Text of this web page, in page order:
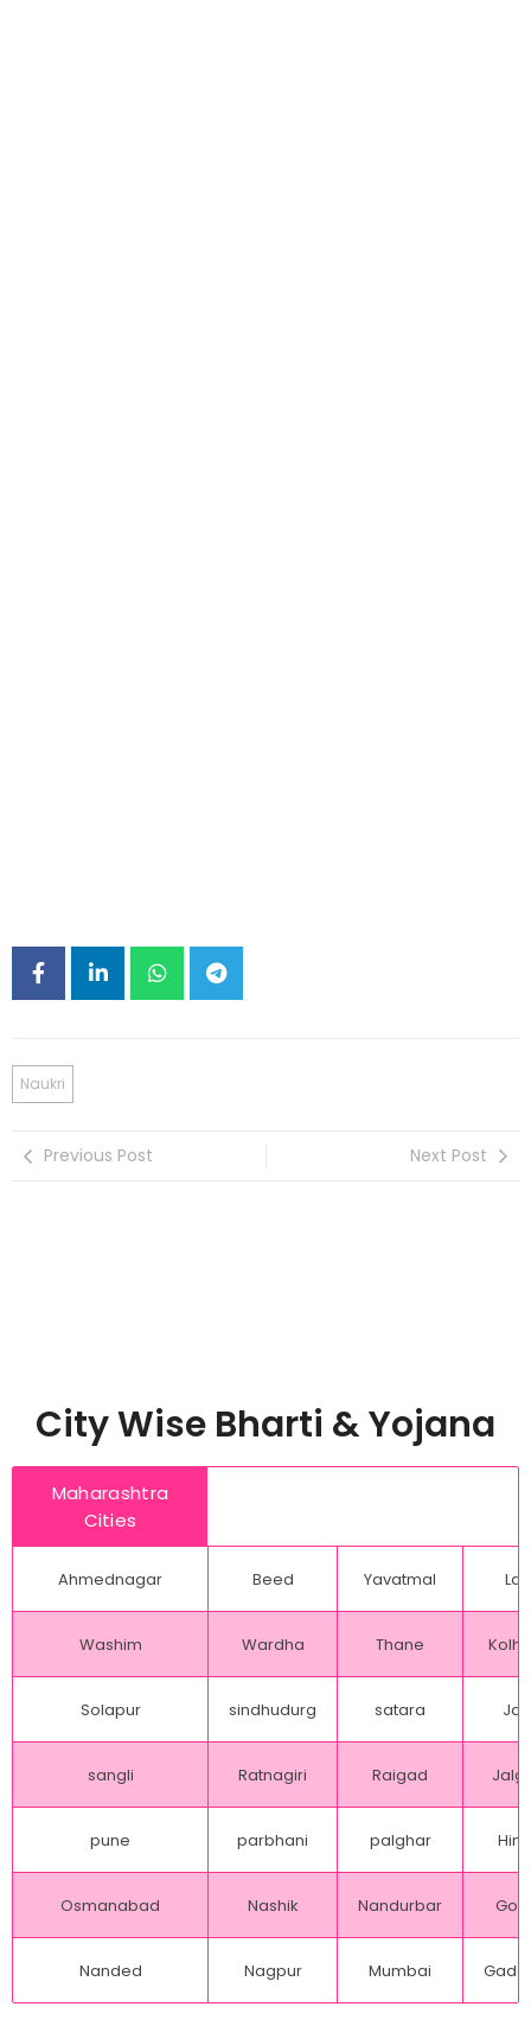
Naukri
Previous Post Next Post
City Wise Bharti & Yojana
Maharashtra
Cities
Ahmednagar Beed Yavatmal
Washim Wardha Thane
Solapur sindhudurg satara
sangli Ratnagiri Raigad
pune parbhani palghar
Osmanabad Nashik Nandurbar
Nanded Nagpur Mumbai